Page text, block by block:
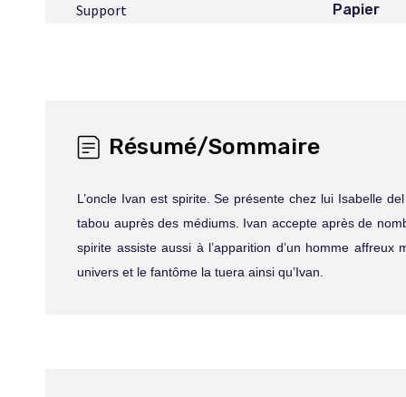
Support Papier
Résumé/Sommaire
L’oncle Ivan est spirite. Se présente chez lui Isabelle
tabou auprès des médiums. Ivan accepte après de
spirite assiste aussi à l’apparition d’un homme
univers et le fantôme la tuera ainsi qu’Ivan.